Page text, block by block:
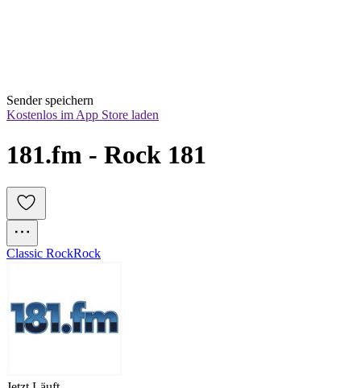
Sender speichern
Kostenlos im App Store laden
181.fm - Rock 181
Classic RockRock